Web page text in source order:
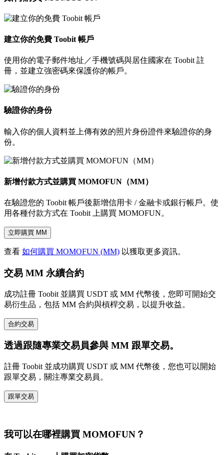
建立你的免費 Toobit 帳戶
使用你的電子郵件地址／手機號碼與居住國家在 Toobit 註
冊，並建立強密碼來保護你的帳戶。
驗證你的身份
輸入你的個人資料並上傳有效的照片身份證件來驗證你的身
份。
新增付款方式並購買 MOMOFUN（MM）
在驗證您的 Toobit 帳戶後新增信用卡 / 金融卡或銀行帳戶。使
用各種付款方式在 Toobit 上購買 MOMOFUN。
立即購買 MM
查看 如何購買 MOMOFUN (MM) 以獲取更多資訊。
交易 MM 永續合約
成功註冊 Toobit 並購買 USDT 或 MM 代幣後，您即可開始交
易衍生品，包括 MM 合約與槓桿交易，以提升收益。
合約交易
透過跟隨專業交易員參與 MM 跟單交易。
註冊 Toobit 並成功購買 USDT 或 MM 代幣後，您也可以開始
跟單交易，關注專業交易員。
跟單交易
我可以在哪裡購買 MOMOFUN？